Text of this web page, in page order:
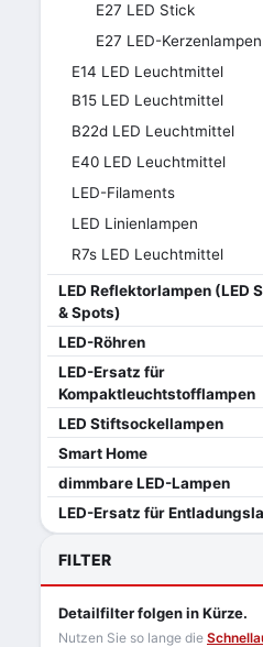
E27 LED Stick
E27 LED-Kerzenlampen
E14 LED Leuchtmittel
B15 LED Leuchtmittel
B22d LED Leuchtmittel
E40 LED Leuchtmittel
LED-Filaments
LED Linienlampen
R7s LED Leuchtmittel
LED Reflektorlampen (LED
& Spots)
LED-Röhren
LED-Ersatz für
Kompaktleuchtstofflampen
LED Stiftsockellampen
Smart Home
dimmbare LED-Lampen
LED-Ersatz für
FILTER
Detailfilter folgen in Kürze.
Nutzen Sie so lange die